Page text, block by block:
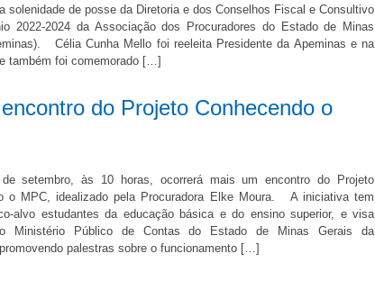
solenidade de posse da Diretoria e dos Conselhos Fiscal e Consultivo
2022-2024 da Associação dos Procuradores do Estado de Minas
Célia Cunha Mello foi reeleita Presidente da Apeminas e na
também foi comemorado […]
do Projeto Conhecendo o
setembro, às 10 horas, ocorrerá mais um encontro do Projeto
o MPC, idealizado pela Procuradora Elke Moura. A iniciativa tem
alvo estudantes da educação básica e do ensino superior, e visa
Ministério Público de Contas do Estado de Minas Gerais da
palestras sobre o funcionamento […]